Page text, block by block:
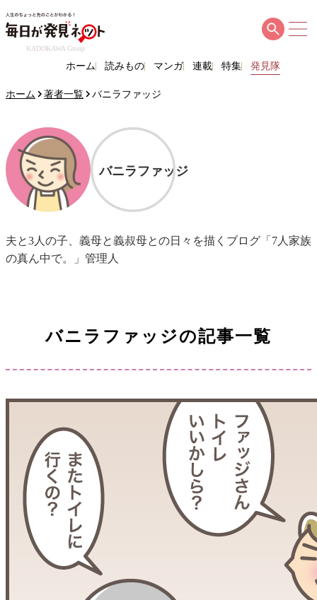
KADOKAWA Group
ホーム 読みもの マンガ 連載 特集 発見隊
ホーム 著者一覧 バニラファッジ
バニラファッジ
夫と3人の子、義母と義叔母との日々を描くブログ「7人家族
の真ん中で。」管理人
バニラファッジの記事一覧